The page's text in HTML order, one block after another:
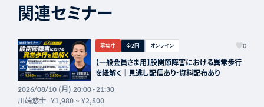
関連セミナー
募集中 全2回 オンライン 0
【一般会員さま用】股関節障害における異常歩行
を紐解く｜見逃し配信あり・資料配布あり
2026/08/10(月) 20:00 - 21:30
川端悠士 ¥1,980~¥2,800